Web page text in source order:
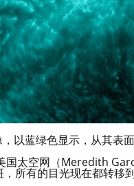
以蓝绿色显示，从其表
国太空网（Meredith
所有的目光现在都转移